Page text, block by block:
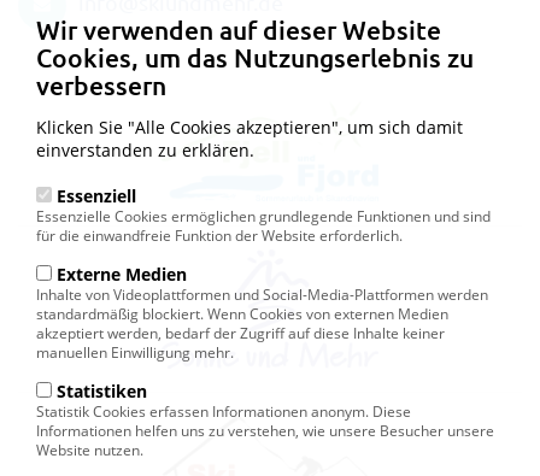
Wir verwenden auf dieser Website
Cookies, um das Nutzungserlebnis zu
verbessern
Klicken Sie "Alle Cookies akzeptieren", um sich damit
einverstanden zu erklären.
Essenziell
Essenzielle Cookies ermöglichen grundlegende Funktionen und sind
für die einwandfreie Funktion der Website erforderlich.
Externe Medien
Inhalte von Videoplattformen und Social-Media-Plattformen werden
standardmäßig blockiert. Wenn Cookies von externen Medien
akzeptiert werden, bedarf der Zugriff auf diese Inhalte keiner
manuellen Einwilligung mehr.
Statistiken
Statistik Cookies erfassen Informationen anonym. Diese
Informationen helfen uns zu verstehen, wie unsere Besucher unsere
Website nutzen.